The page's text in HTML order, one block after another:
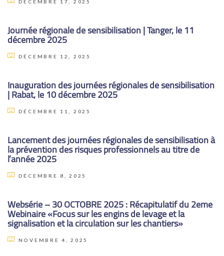
DÉCEMBRE 17, 2025
Journée régionale de sensibilisation | Tanger, le 11
décembre 2025
DÉCEMBRE 12, 2025
Inauguration des journées régionales de sensibilisation
| Rabat, le 10 décembre 2025
DÉCEMBRE 11, 2025
Lancement des journées régionales de sensibilisation à
la prévention des risques professionnels au titre de
l’année 2025
DÉCEMBRE 8, 2025
Websérie – 30 OCTOBRE 2025 : Récapitulatif du 2eme
Webinaire «Focus sur les engins de levage et la
signalisation et la circulation sur les chantiers»
NOVEMBRE 4, 2025